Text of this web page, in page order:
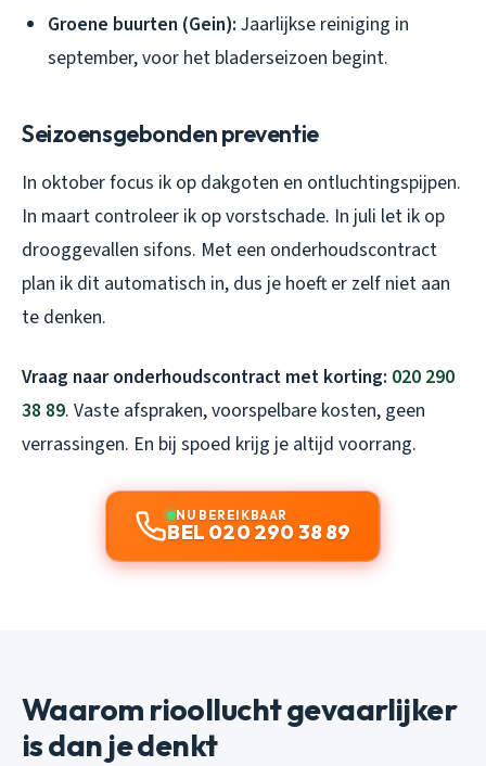
Groene buurten (Gein): Jaarlijkse reiniging in
september, voor het bladerseizoen begint.
Seizoensgebonden preventie
In oktober focus ik op dakgoten en ontluchtingspijpen.
In maart controleer ik op vorstschade. In juli let ik op
drooggevallen sifons. Met een onderhoudscontract
plan ik dit automatisch in, dus je hoeft er zelf niet aan
te denken.
Vraag naar onderhoudscontract met korting: 020 290
38 89. Vaste afspraken, voorspelbare kosten, geen
verrassingen. En bij spoed krijg je altijd voorrang.
NU BEREIKBAAR
BEL 020 290 38 89
Waarom rioollucht gevaarlijker
is dan je denkt